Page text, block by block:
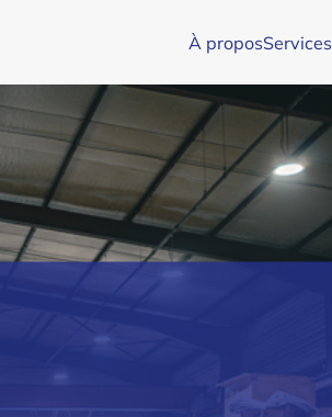
À proposServices